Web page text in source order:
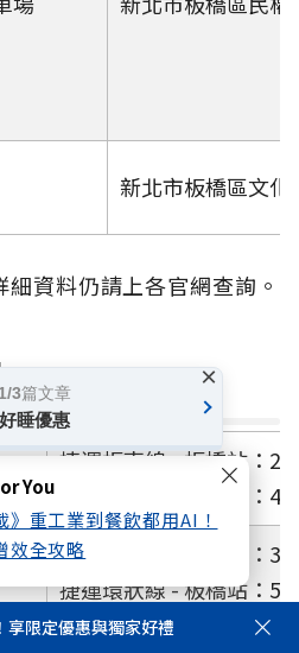
You
》重工業到餐飲都用AI！
效全攻略
新北市板橋區文化
資料仍請上各官網查詢。
捷運板南線 - 板橋站：2
捷運環狀線 - 板橋站：4
捷運板南線 - 板橋站：3
捷運環狀線 - 板橋站：5
享限定優惠與獨家好禮
3篇文章
睡優惠
×